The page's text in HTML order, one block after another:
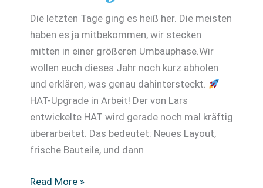
Die letzten Tage ging es heiß her. Die meisten
haben es ja mitbekommen, wir stecken
mitten in einer größeren Umbauphase.Wir
wollen euch dieses Jahr noch kurz abholen
und erklären, was genau dahintersteckt.
HAT-Upgrade in Arbeit! Der von Lars
entwickelte HAT wird gerade noch mal kräftig
überarbeitet. Das bedeutet: Neues Layout,
frische Bauteile, und dann
Infos
Read More »